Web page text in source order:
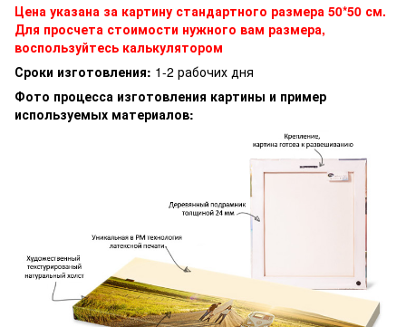
Цена указана за картину стандартного размера 50*50 см.
Для просчета стоимости нужного вам размера,
воспользуйтесь калькулятором
Сроки изготовления: 1-2 рабочих дня
Фото процесса изготовления картины и пример
используемых материалов: